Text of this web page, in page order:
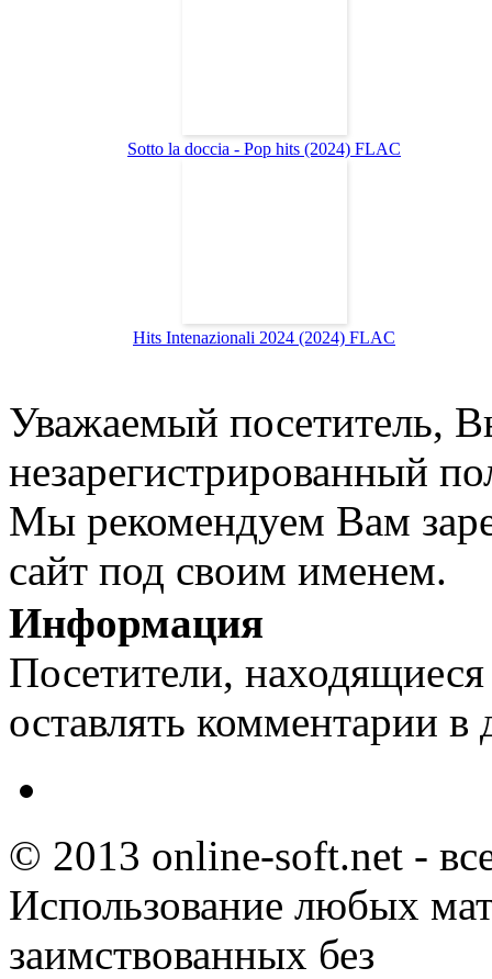
Sotto la doccia - Pop hits (2024) FLAC
Hits Intenazionali 2024 (2024) FLAC
Уважаемый посетитель,
незарегистрированный
Мы рекомендуем Вам
сайт под своим именем.
Информация
Посетители,
оставлять комментарии в
© 2013 online-soft.net -
Использование любых
заимствованных без